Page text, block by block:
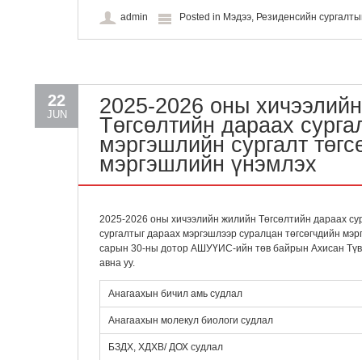
admin Posted in Мэдээ, Резиденсийн
22
JUN
2025-2026 оны
Төгсөлтийн дараах
мэргэшлийн сургалт
мэргэшлийн үнэмлэх
2025-2026 оны хичээлийн жилийн Төгсөлтийн дараах
сургалтыг дараах мэргэшлээр суралцан төгсөгчдийн
сарын 30-ны дотор АШУҮИС-ийн төв байрын Ахисан
авна уу.
Анагаахын бичил амь судлал
Анагаахын молекул биологи судлал
БЗДХ, ХДХВ/ ДОХ судлал